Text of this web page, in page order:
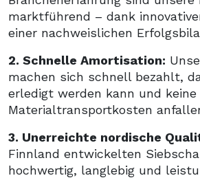
marktführend – dank
einer nachweislichen
2. Schnelle Amortisation:
machen sich schnell bezahlt,
erledigt werden kann und keine
Materialtransportkosten
3. Unerreichte nordische
Finnland entwickelten
hochwertig, langlebig und